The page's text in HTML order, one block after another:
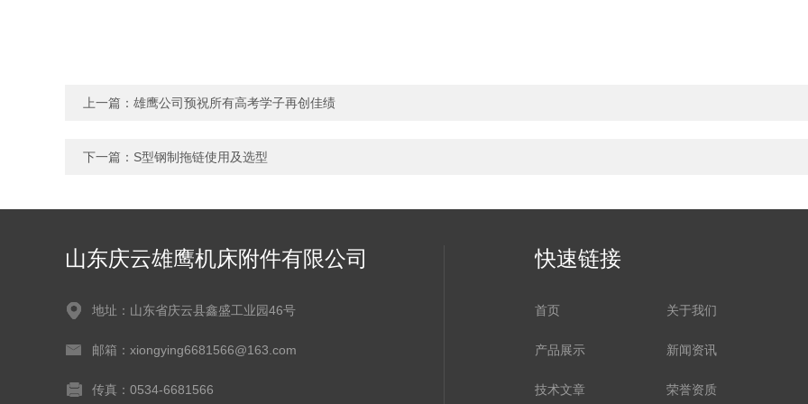
上一篇： 雄鹰公司预祝所有高考学子再创佳绩
下一篇： S型钢制拖链使用及选型
山东庆云雄鹰机床附件有限公司
地址：山东省庆云县鑫盛工业园46号
邮箱：xiongying6681566@163.com
传真：0534-6681566
快速链接
首页 关于我们
产品展示 新闻资讯
技术文章 荣誉资质